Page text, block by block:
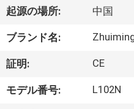
ロ
ダ
ク
ト
起源の場所: 中国
ブランド名:
証明: CE
モデル番号: L102N